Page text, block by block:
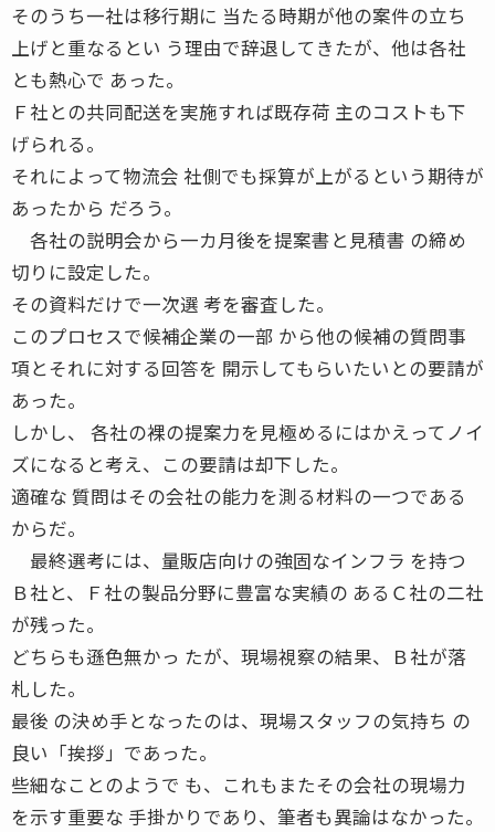
そのうち一社は移行期に 当たる時期が他の案件の立ち
上げと重なるとい う理由で辞退してきたが、他は各社
とも熱心で あった。
Ｆ社との共同配送を実施すれば既存荷 主のコストも下
げられる。
それによって物流会 社側でも採算が上がるという期待が
あったから だろう。
各社の説明会から一カ月後を提案書と見積書 の締め
切りに設定した。
その資料だけで一次選 考を審査した。
このプロセスで候補企業の一部 から他の候補の質問事
項とそれに対する回答を 開示してもらいたいとの要請が
あった。
しかし、 各社の裸の提案力を見極めるにはかえってノイ
ズになると考え、この要請は却下した。
適確な 質問はその会社の能力を測る材料の一つである
からだ。
最終選考には、量販店向けの強固なインフラ を持つ
Ｂ社と、Ｆ社の製品分野に豊富な実績の あるＣ社の二社
が残った。
どちらも遜色無かっ たが、現場視察の結果、Ｂ社が落
札した。
最後 の決め手となったのは、現場スタッフの気持ち の
良い「挨拶」であった。
些細なことのようで も、これもまたその会社の現場力
を示す重要な 手掛かりであり、筆者も異論はなかった。